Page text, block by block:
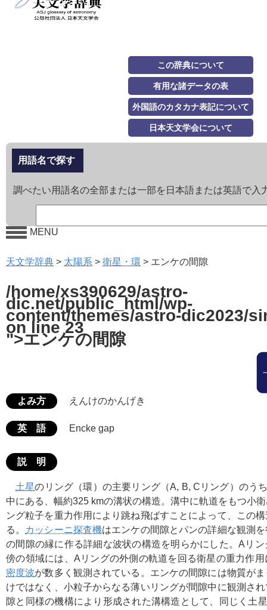
この辞典について
有用な諸データの表
外国語のカタカナ表記について
日本天文学会について
用語名で探す
調べたい用語名の全部または一部を日本語または英語で入
MENU
天文学辞典 > 太陽系 > 衛星・環 > エンケの間隙
/home/xs390629/astro-
dic.net/public_html/wp-
content/themes/astro-dic2023/
on line23
">エンケの間隙
よみ方 えんけのかんげき
英 語 Encke gap
説 明
土星のリング（環）の主要リング（A, B, Cリング）のう
中にある、幅約325 kmの溝状の構造。溝中に軌道をもつ小
ング粒子を重力作用により跳ね飛ばすことによって、この
る。
カッシーニ探査機はエンケの間隙とパンの詳細な観測
の間隙の縁に作る詳細な波状の構造を明らかにした。Aリ
傍の領域には、Aリングの外側の軌道を回る衛星の重力作
密度波が数多く観測されている。エンケの間隙には物質が
けではなく、小粒子からなる薄いリングが間隙中に観測さ
隙と同様の機構により形成された溝構造として、同じく土